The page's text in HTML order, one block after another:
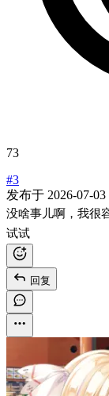
73
#3
发布于 2026-07-03
没啥事儿啊，我很
试试
回复